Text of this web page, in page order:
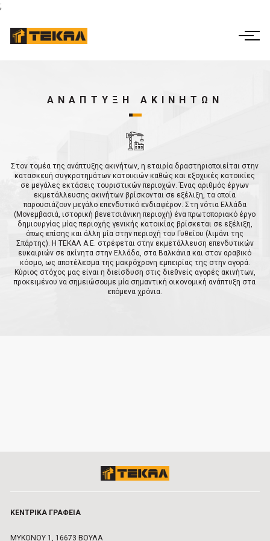
;
ΕΛ EN
ΕΤΑΙΡΙΚΗ ΔΙΑΚΥΒΕΡΝΗΣΗ
ΟΙΚΟΝΟΜΙΚΑ ΣΤΟΙΧΕΙΑ
ΕΠΙΚΟΙΝΩΝΊΑ
ΑΝΑΠΤΥΞΗ ΑΚΙΝΗΤΩΝ
Στον τομέα της ανάπτυξης ακινήτων, η εταιρία δραστηριοποιείται στην
κατασκευή συγκροτημάτων κατοικιών καθώς και εξοχικές κατοικίες
σε μεγάλες εκτάσεις τουριστικών περιοχών. Ένας αριθμός έργων
εκμετάλλευσης ακινήτων βρίσκονται σε εξέλιξη, τα οποία
παρουσιάζουν μεγάλο επενδυτικό ενδιαφέρον. Στη νότια Ελλάδα
(Μονεμβασιά, ιστορική βενετσιάνικη περιοχή) ένα πρωτοποριακό έργο
δημιουργίας μίας περιοχής γενικής κατοικίας βρίσκεται σε εξέλιξη,
όπως επίσης και άλλη μία στην περιοχή του Γυθείου (λιμάνι της
Σπάρτης). Η ΤΕΚΑΛ Α.Ε. στρέφεται στην εκμετάλλευση επενδυτικών
ευκαιριών σε ακίνητα στην Ελλάδα, στα Βαλκάνια και στον αραβικό
κόσμο, ως αποτέλεσμα της μακρόχρονη εμπειρίας της στην αγορά.
Κύριος στόχος μας είναι η διείσδυση στις διεθνείς αγορές ακινήτων,
προκειμένου να σημειώσουμε μία σημαντική οικονομική ανάπτυξη στα
επόμενα χρόνια.
ΚΕΝΤΡΙΚA ΓΡΑΦΕIΑ
ΜΥΚΟΝΟΥ 1, 16673 ΒΟΥΛA